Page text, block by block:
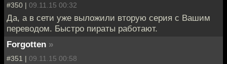
#350 | 09.11.15 00:32
Да, а в сети уже выложили вторую серия с Вашим
переводом. Быстро пираты работают.
Forgotten »
#351 | 09.11.15 00:58